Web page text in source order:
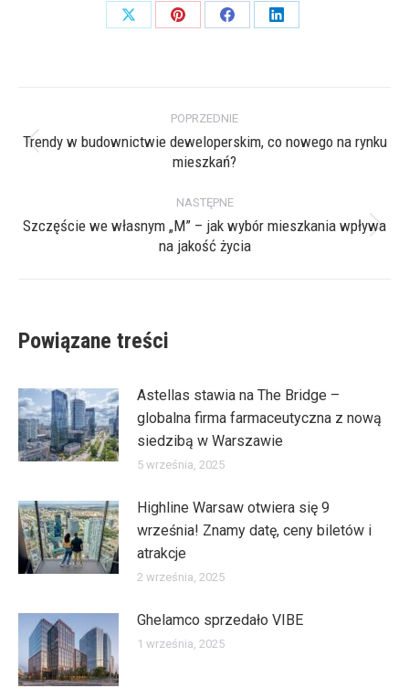
Share
Share
Share
Share
wpisów
POPRZEDNIE
Poprzedni
Trendy w budownictwie deweloperskim, co nowego na rynku
mieszkań?
NASTĘPNE
Następny
wpis:
Szczęście we własnym „M” – jak wybór mieszkania wpływa
na jakość życia
Powiązane treści
Astellas stawia na The Bridge –
globalna firma farmaceutyczna z nową
siedzibą w Warszawie
5 września, 2025
Highline Warsaw otwiera się 9
września! Znamy datę, ceny biletów i
atrakcje
2 września, 2025
Ghelamco sprzedało VIBE
1 września, 2025